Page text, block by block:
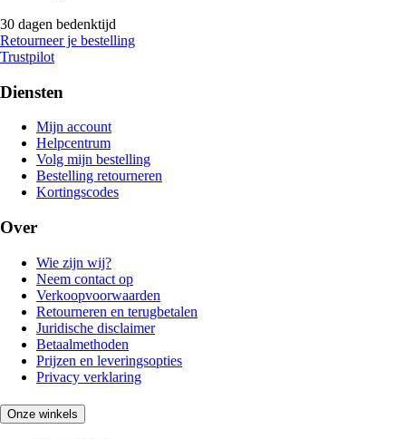
30 dagen bedenktijd
Retourneer je bestelling
Trustpilot
Diensten
Mijn account
Helpcentrum
Volg mijn bestelling
Bestelling retourneren
Kortingscodes
Over
Wie zijn wij?
Neem contact op
Verkoopvoorwaarden
Retourneren en terugbetalen
Juridische disclaimer
Betaalmethoden
Prijzen en leveringsopties
Privacy verklaring
Onze winkels